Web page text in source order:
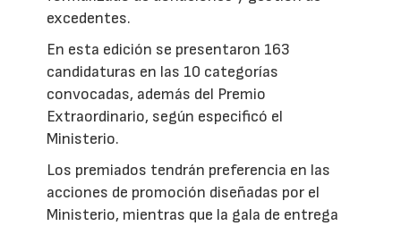
excedentes.
En esta edición se presentaron 163
candidaturas en las 10 categorías
convocadas, además del Premio
Extraordinario, según especificó el
Ministerio.
Los premiados tendrán preferencia en las
acciones de promoción diseñadas por el
Ministerio, mientras que la gala de entrega